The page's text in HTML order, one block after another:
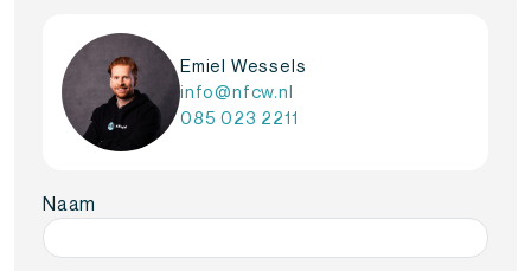
Emiel Wessels
info@nfcw.nl
085 023 2211
Naam